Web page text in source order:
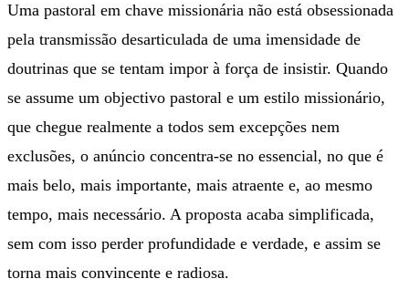
Uma pastoral em chave missionária não está obsessionada
pela transmissão desarticulada de uma imensidade de
doutrinas que se tentam impor à força de insistir. Quando
se assume um objectivo pastoral e um estilo missionário,
que chegue realmente a todos sem excepções nem
exclusões, o anúncio concentra-se no essencial, no que é
mais belo, mais importante, mais atraente e, ao mesmo
tempo, mais necessário. A proposta acaba simplificada,
sem com isso perder profundidade e verdade, e assim se
torna mais convincente e radiosa.